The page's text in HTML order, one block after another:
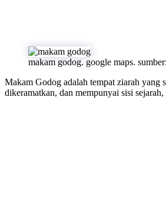
makam godog. google maps. sumber:
Makam Godog adalah tempat ziarah yang
dikeramatkan, dan mempunyai sisi